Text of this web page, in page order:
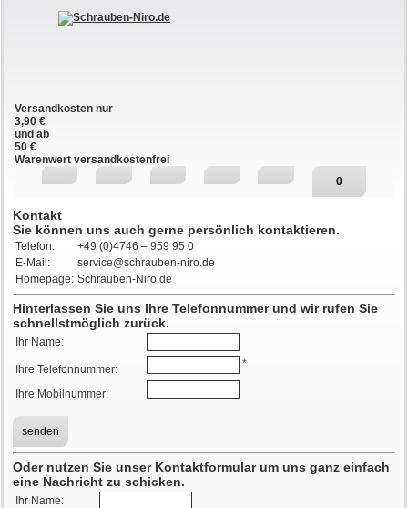
Versandkosten nur
3,90 €
und ab
50 €
Warenwert versandkostenfrei
0
Kontakt
Sie können uns auch gerne persönlich kontaktieren.
Telefon:
+49 (0)4746 – 959 95 0
E-Mail:
service@schrauben-niro.de
Homepage: Schrauben-Niro.de
Hinterlassen Sie uns Ihre Telefonnummer und wir rufen Sie
schnellstmöglich zurück.
Ihr Name:
Ihre Telefonnummer: *
Ihre Mobilnummer:
Oder nutzen Sie unser Kontaktformular um uns ganz einfach
eine Nachricht zu schicken.
Ihr Name: